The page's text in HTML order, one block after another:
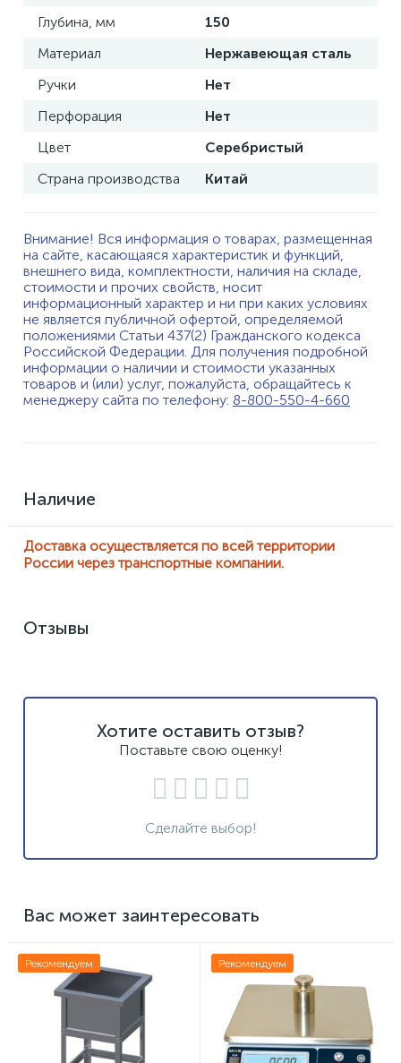
Глубина, мм
150
Материал
Нержавеющая сталь
Ручки
Нет
Перфорация
Нет
Цвет
Серебристый
Страна производства
Китай
Внимание! Вся информация о товарах, размещенная
на сайте, касающаяся характеристик и функций,
внешнего вида, комплектности, наличия на складе,
стоимости и прочих свойств, носит
информационный характер и ни при каких условиях
не является публичной офертой, определяемой
положениями Статьи 437(2) Гражданского кодекса
Российской Федерации. Для получения подробной
информации о наличии и стоимости указанных
товаров и (или) услуг, пожалуйста, обращайтесь к
менеджеру сайта по телефону: 8-800-550-4-660
Наличие
Доставка осуществляется по всей территории
России через транспортные компании.
Отзывы
Хотите оставить отзыв?
Поставьте свою оценку!
Сделайте выбор!
Вас может заинтересовать
Рекомендуем Рекомендуем